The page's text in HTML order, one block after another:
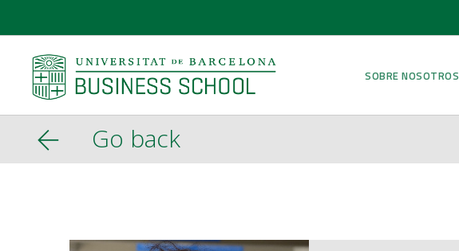
SOBRE NOSOTROS
Go back